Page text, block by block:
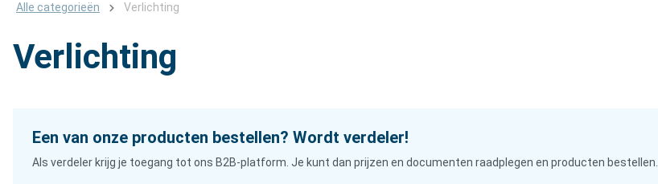
Alle categorieën Verlichting
Verlichting
Een van onze producten bestellen? Wordt verdeler!
Als verdeler krijg je toegang tot ons B2B-platform. Je kunt dan prijzen en documenten raadplegen en producten bestellen.